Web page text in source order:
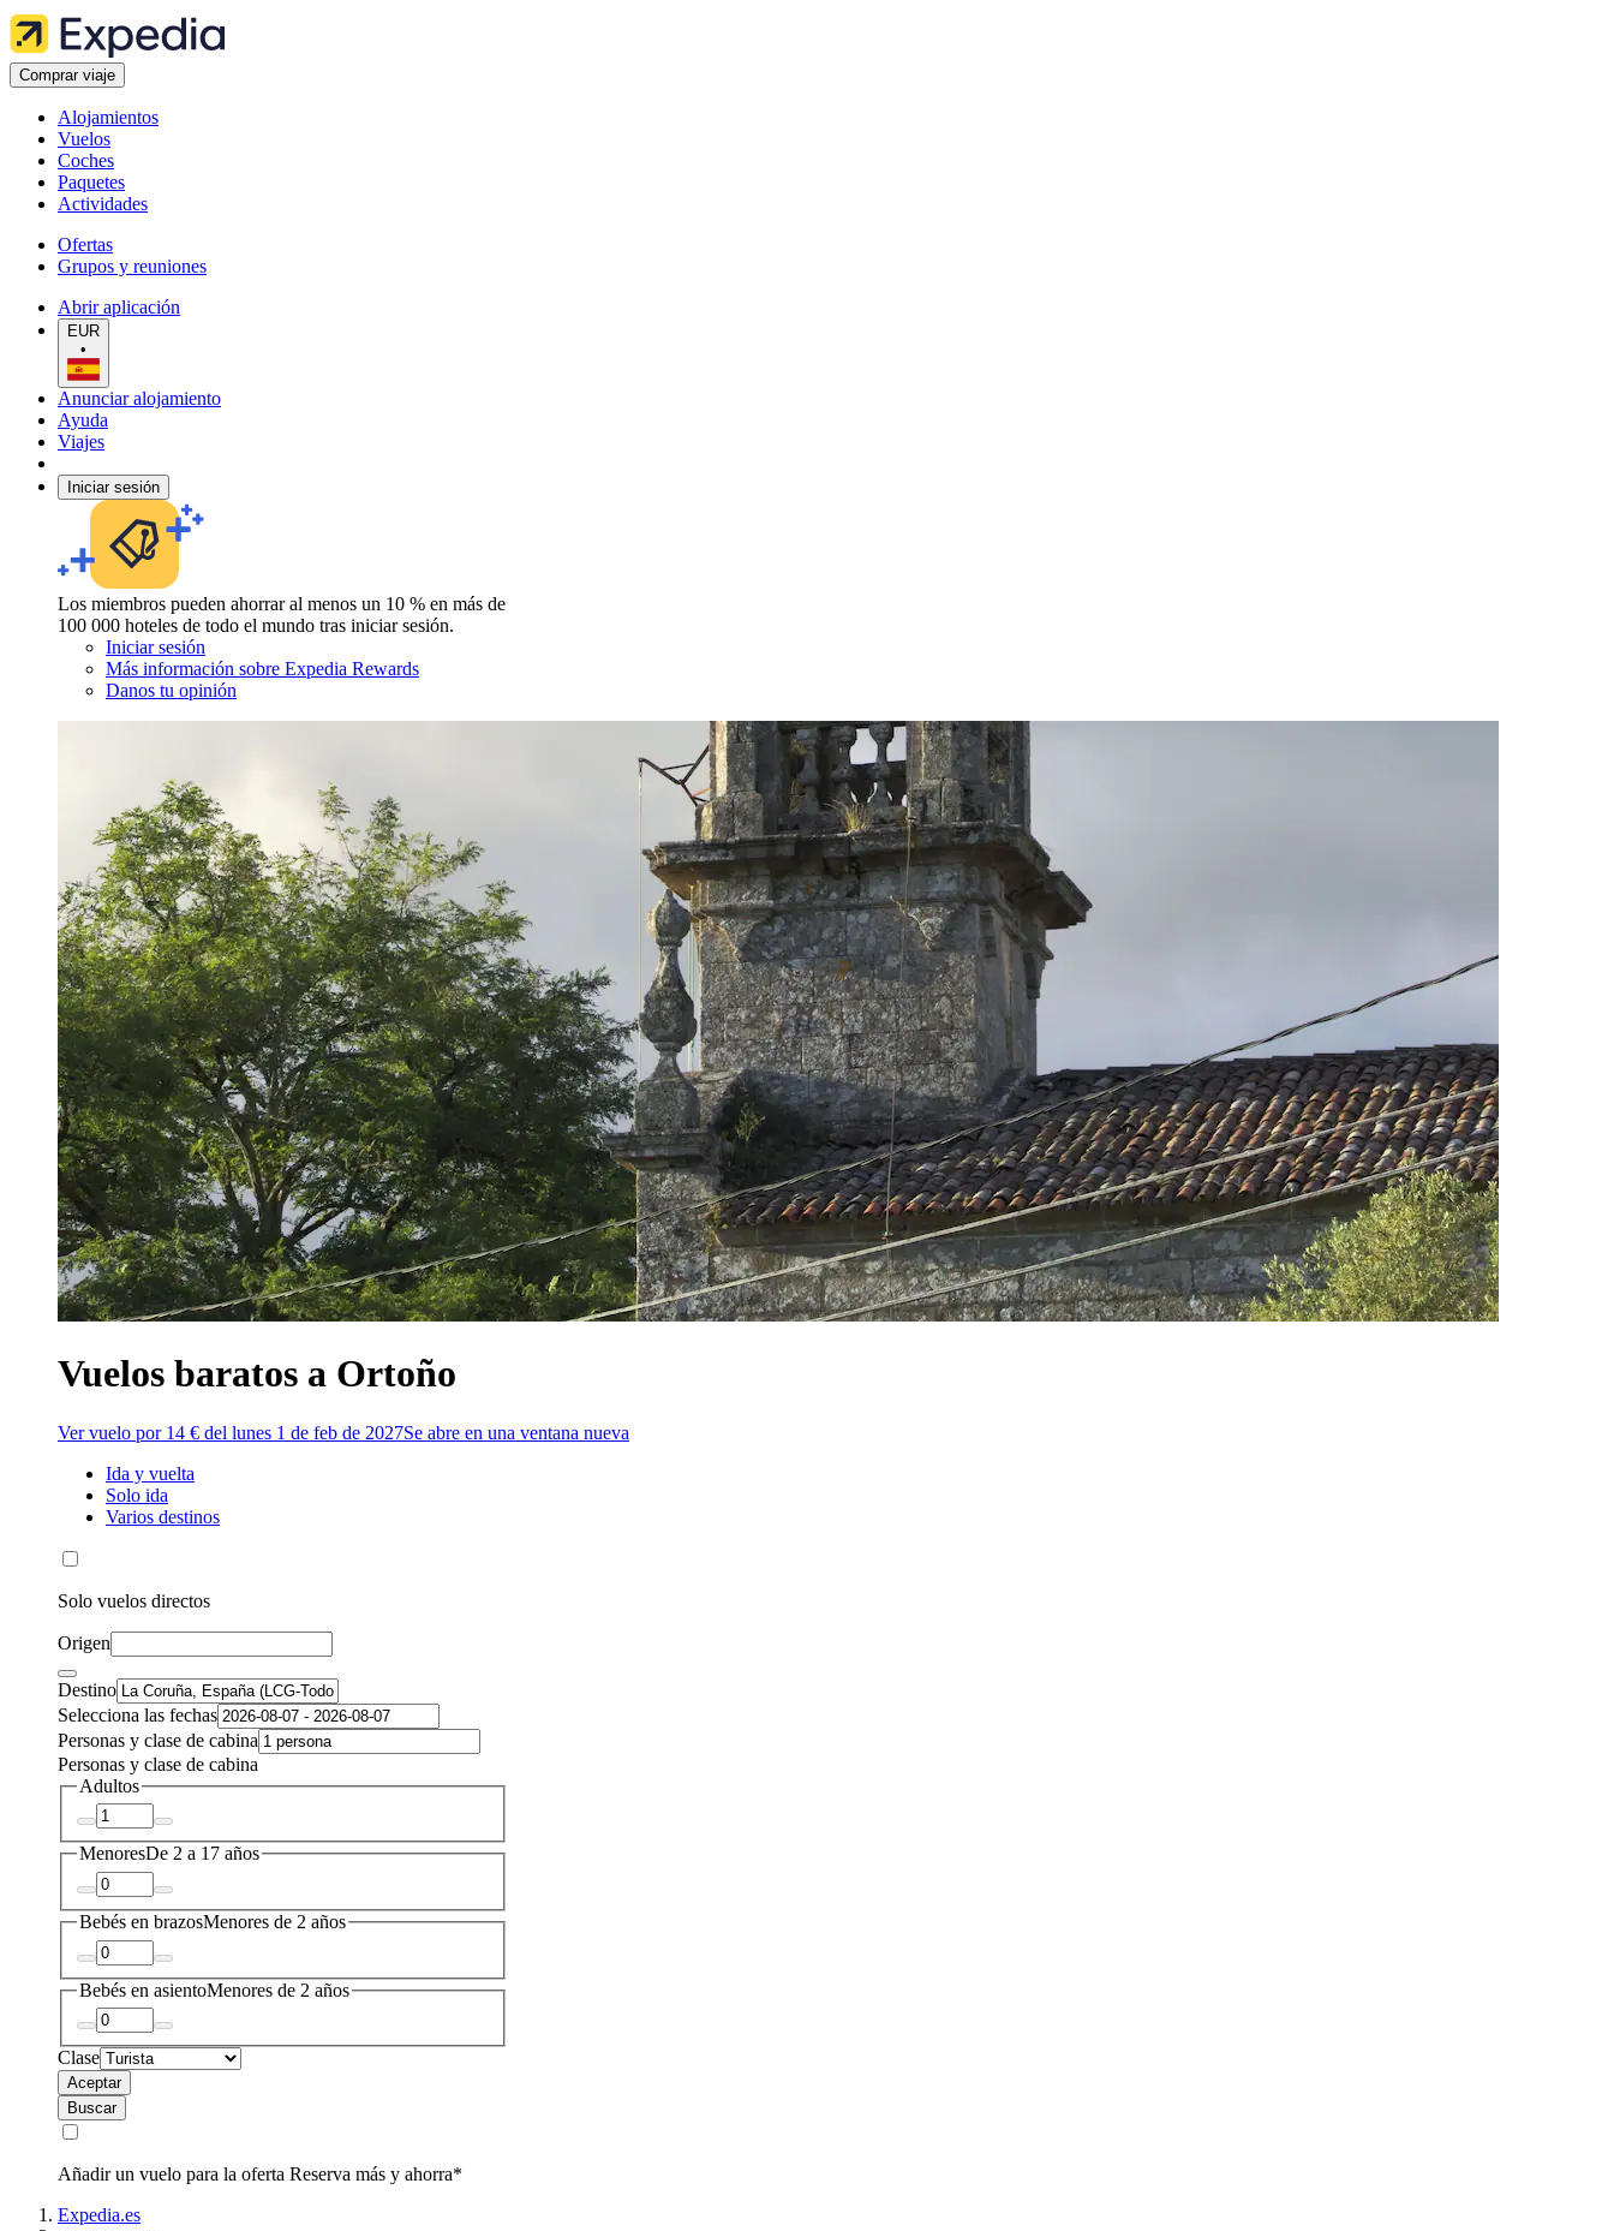
Comprar viaje
Alojamientos
Vuelos
Coches
Paquetes
Actividades
Ofertas
Grupos y reuniones
Abrir aplicación
EUR
•
Anunciar alojamiento
Ayuda
Viajes
Iniciar sesión
Los miembros pueden ahorrar al menos un 10 % en más de
100 000 hoteles de todo el mundo tras iniciar sesión.
Iniciar sesión
Más información sobre Expedia Rewards
Danos tu opinión
Vuelos baratos a Ortoño
Ver vuelo por 14 € del lunes 1 de feb de 2027Se abre en una ventana nueva
Ida y vuelta
Solo ida
Varios destinos
Solo vuelos directos
Origen
Destino
Selecciona las fechas
Personas y clase de cabina
Personas y clase de cabina
Adultos
MenoresDe 2 a 17 años
Bebés en brazosMenores de 2 años
Bebés en asientoMenores de 2 años
Clase
Aceptar
Buscar
Añadir un vuelo para la oferta Reserva más y ahorra*
Expedia.es